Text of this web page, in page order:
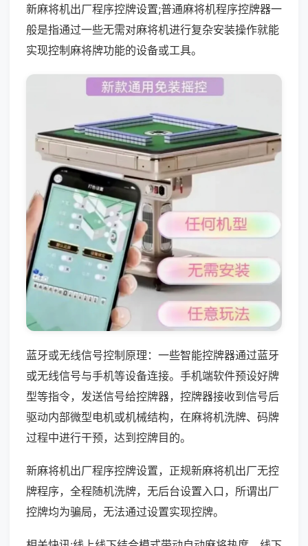
新麻将机出厂程序控牌设置;普通麻将机程序控牌器一
般是指通过一些无需对麻将机进行复杂安装操作就能
实现控制麻将牌功能的设备或工具。
蓝牙或无线信号控制原理：一些智能控牌器通过蓝牙
或无线信号与手机等设备连接。手机端软件预设好牌
型等指令，发送信号给控牌器，控牌器接收到信号后
驱动内部微型电机或机械结构，在麻将机洗牌、码牌
过程中进行干预，达到控牌目的。
新麻将机出厂程序控牌设置，正规新麻将机出厂无控
牌程序，全程随机洗牌，无后台设置入口，所谓出厂
控牌均为骗局，无法通过设置实现控牌。